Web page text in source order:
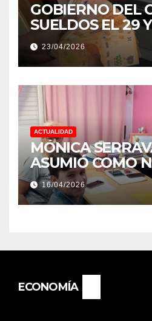
GOBIERNO DEL
SUELDOS EL 29
ABRIL, CON EL
AUMENTO
23/04/2026
ACTUALIDAD
MÓNICA
ASUMIÓ COMO
DIRECTORA DEL
«RENÉ
BASAIL.
16/04/2026
ECONOMÍA